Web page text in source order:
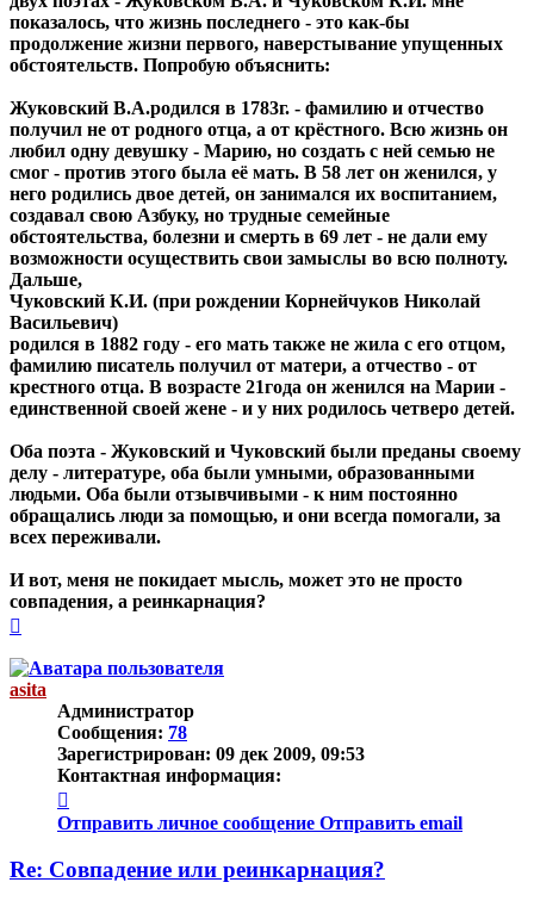
показалось, что жизнь последнего - это как-бы
продолжение жизни первого, наверстывание упущенных
обстоятельств. Попробую объяснить:
Жуковский В.А.родился в 1783г. - фамилию и отчество
получил не от родного отца, а от крёстного. Всю жизнь он
любил одну девушку - Марию, но создать с ней семью не
смог - против этого была её мать. В 58 лет он женился, у
него родились двое детей, он занимался их воспитанием,
создавал свою Азбуку, но трудные семейные
обстоятельства, болезни и смерть в 69 лет - не дали ему
возможности осуществить свои замыслы во всю полноту.
Дальше,
Чуковский К.И. (при рождении Корнейчуков Николай
Васильевич)
родился в 1882 году - его мать также не жила с его отцом,
фамилию писатель получил от матери, а отчество - от
крестного отца. В возрасте 21года он женился на Марии -
единственной своей жене - и у них родилось четверо детей.
Оба поэта - Жуковский и Чуковский были преданы своему
делу - литературе, оба были умными, образованными
людьми. Оба были отзывчивыми - к ним постоянно
обращались люди за помощью, и они всегда помогали, за
всех переживали.
И вот, меня не покидает мысль, может это не просто
совпадения, а реинкарнация?
началу
asita
Администратор
Сообщения: 78
Зарегистрирован: 09 дек 2009, 09:53
Контактная информация:
информация
пользователя
Отправить личное сообщение Отправить email
Re: Совпадение или реинкарнация?